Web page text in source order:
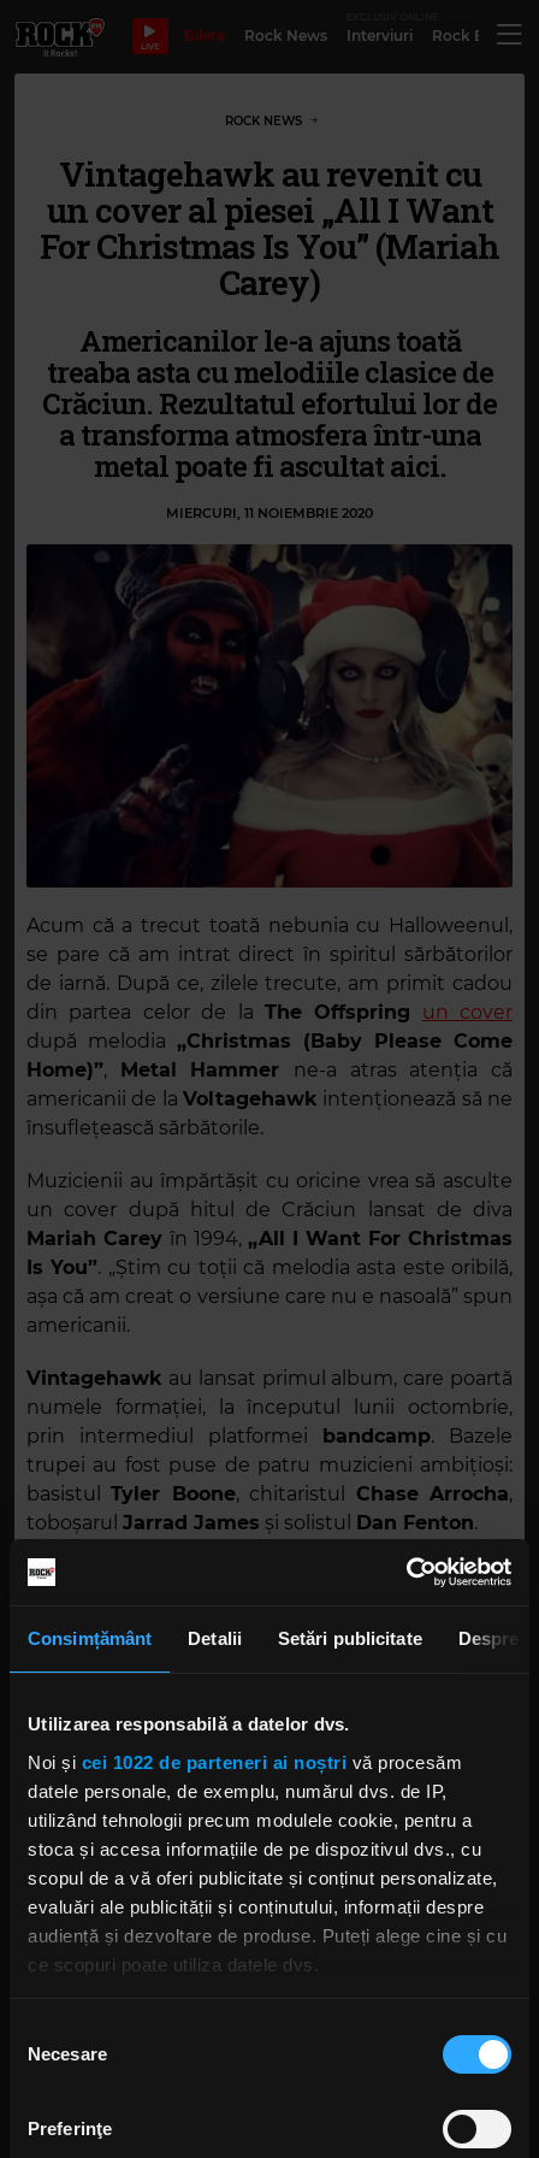
Consimțământ Detalii Setări publicitate Despre
Utilizarea responsabilă a datelor dvs.
Noi și cei 1022 de parteneri ai noștri vă procesăm
datele personale, de exemplu, numărul dvs. de IP,
utilizând tehnologii precum modulele cookie, pentru a
stoca și accesa informațiile de pe dispozitivul dvs., cu
scopul de a vă oferi publicitate și conținut personalizate,
evaluări ale publicității și conținutului, informații despre
audiență și dezvoltare de produse. Puteți alege cine și cu
ce scopuri poate utiliza datele dvs.
Să colectăm informațiile cu privire la locația dvs.
Să vă identificăm dispozitivul scanândul-l în mod
activ după caracteristici specifice (amprentare)
consimțământului
Necesare
Preferinţe
LIVE
Bilete Rock News Interviuri Rock
ROCK NEWS
Vintagehawk au revenit cu
un cover al piesei „All I Want
For Christmas Is You” (Mariah
Carey)
Americanilor le-a ajuns toată
treaba asta cu melodiile clasice de
Crăciun. Rezultatul efortului lor de
a transforma atmosfera într-una
metal poate fi ascultat aici.
MIERCURI, 11 NOIEMBRIE 2020
Acum că a trecut toată nebunia cu Halloweenul,
se pare că am intrat direct în spiritul sărbătorilor
de iarnă. După ce, zilele trecute, am primit cadou
din partea celor de la The Offspring
un cover
după melodia „Christmas (Baby Please Come
Home)”, Metal Hammer ne-a atras atenția că
americanii de la Voltagehawk intenționează să ne
însuflețească sărbătorile.
Muzicienii au împărtășit cu oricine vrea să asculte
un cover după hitul de Crăciun lansat de diva
Mariah Carey în 1994, „All I Want For Christmas
Is You”. „Știm cu toții că melodia asta este oribilă,
așa că am creat o versiune care nu e nasoală” spun
americanii.
Vintagehawk au lansat primul album, care poartă
numele formației, la începutul lunii octombrie,
prin intermediul platformei bandcamp. Bazele
trupei au fost puse de patru muzicieni ambițioși:
basistulTyler Boone, chitaristul Chase Arrocha,
toboșarul Jarrad James și solistul Dan Fenton.
Foto: Metal Hammer
Yngwie Malmsteen anunță
albumul Hell or High Water și